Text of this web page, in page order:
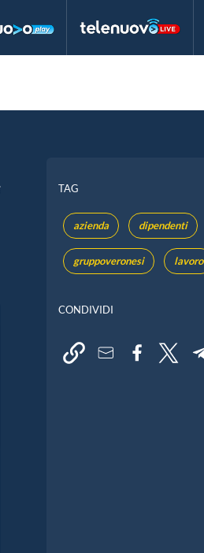
TAG
azienda dipendenti
gruppoveronesi lavoro
CONDIVIDI